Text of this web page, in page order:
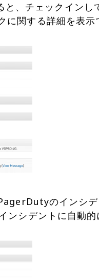
と、チェックイン
のインシ